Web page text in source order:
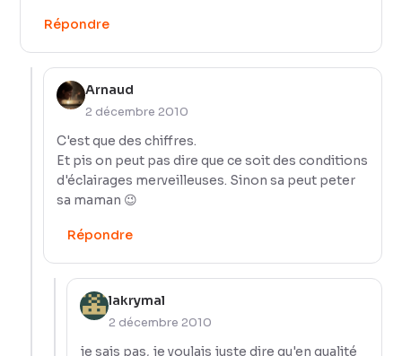
Répondre
Arnaud
2 décembre 2010
C'est que des chiffres.
Et pis on peut pas dire que ce soit des conditions
d'éclairages merveilleuses. Sinon sa peut peter
sa maman 😉
Répondre
lakrymal
2 décembre 2010
je sais pas, je voulais juste dire qu'en qualité